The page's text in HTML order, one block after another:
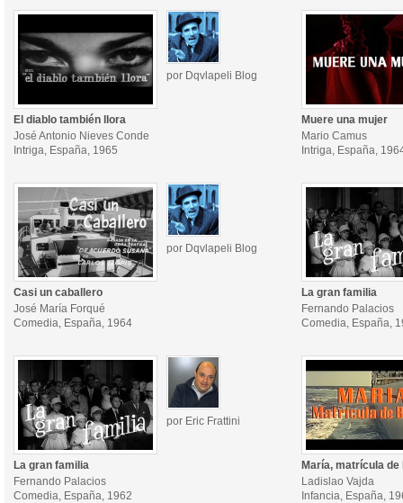
por Dqvlapeli Blog
El diablo también llora
José Antonio Nieves Conde
Intriga, España, 1965
Muere una mujer
Mario Camus
Intriga, España,
por Dqvlapeli Blog
Casi un caballero
José María Forqué
Comedia, España, 1964
La gran familia
Fernando Palacios
Comedia, España,
por Eric Frattini
La gran familia
Fernando Palacios
Comedia, España, 1962
María, matrícula de
Ladislao Vajda
Infancia, España,